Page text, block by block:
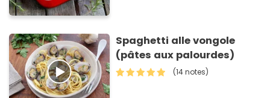
Spaghetti alle vongole
(pâtes aux palourdes)
(14 notes)